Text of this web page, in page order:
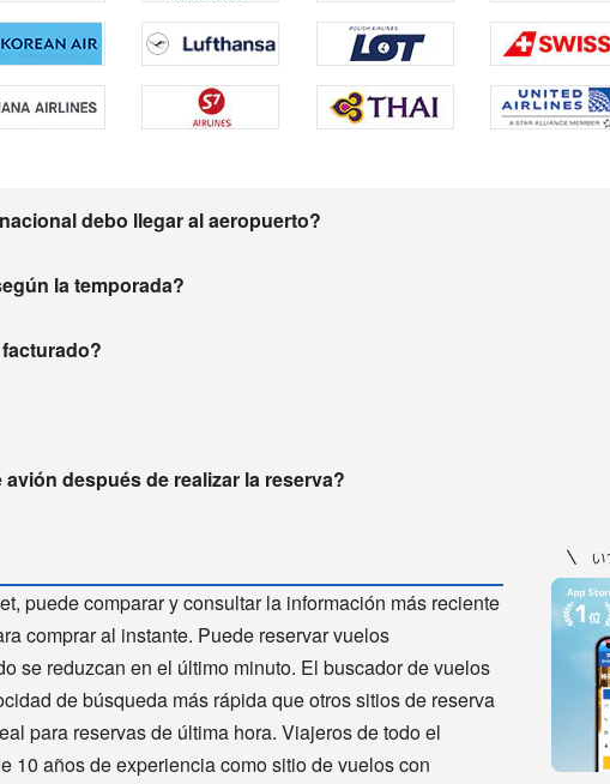
debo llegar al aeropuerto?
la temporada?
después de realizar la reserva?
puede comparar y consultar la información más reciente
comprar al instante. Puede reservar vuelos
se reduzcan en el último minuto. El buscador de vuelos
de búsqueda más rápida que otros sitios de reserva
para reservas de última hora. Viajeros de todo el
10 años de experiencia como sitio de vuelos con